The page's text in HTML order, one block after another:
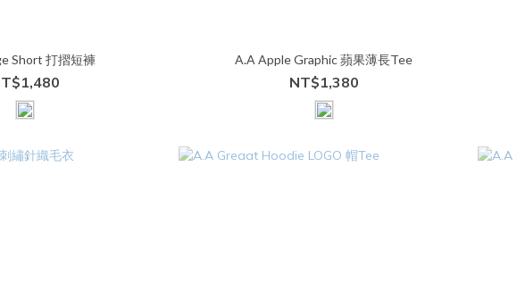
Short 打摺短褲 A.A Apple Graphic 蘋果薄長Tee
NT$1,380